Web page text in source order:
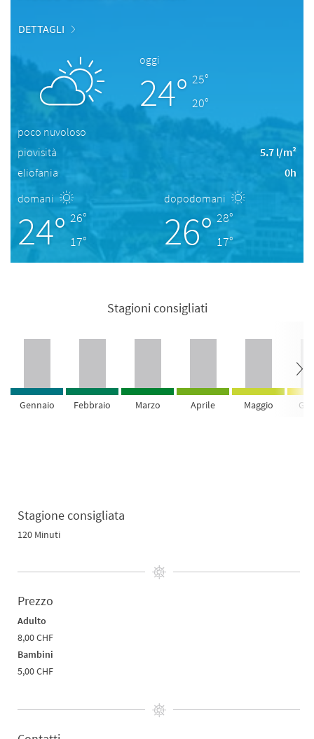
DETTAGLI
oggi
24° 25°
20°
poco nuvoloso
piovisità
5.7 l/m²
eliofania
0h
domani
24° 26°
17°
dopodomani
26° 28°
17°
Stagioni consigliati
Gennaio Febbraio Marzo Aprile Maggio
Stagione consigliata
120 Minuti
Prezzo
Adulto
8,00 CHF
Bambini
5,00 CHF